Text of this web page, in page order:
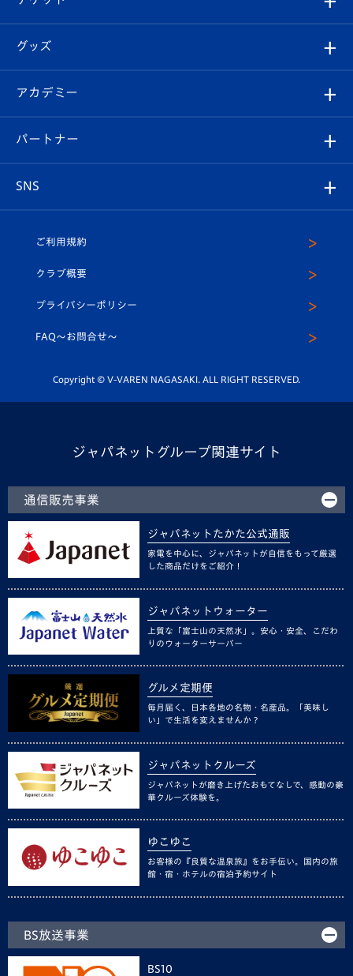
チケット
イベント
メディア
ホームタウン
エンブレム紹介
スタッフプロフィール
マスコット紹介
平和祈念活動
ホームタウン活動
はじめての観戦ガイド
Revive Team
ヴィヴィくんの長崎おもてなしガイド
フォトギャラリー
スタジアムグルメ
チケット
V-LOVERS（ファンクラブ）
プレイヤーズスイート
グッズ
オンラインショップ
店舗情報
アカデミー
育成からのお知らせ
U-18
スクール
パートナー
SNS
ヴィヴィくんインスタグラム
公式LINE＠
ご利用規約
クラブ概要
プライバシーポリシー
FAQ〜お問合せ〜
Copyright © V-VAREN NAGASAKI. ALL RIGHT RESERVED.
ジャパネットグループ関連サイト
通信販売事業
ジャパネットたかた公式通販
家電を中心に、ジャパネットが自信をもって厳選
した商品だけをご紹介！
ジャパネットウォーター
上質な「富士山の天然水」。安心・安全、こだわ
りのウォーターサーバー
グルメ定期便
毎月届く、日本各地の名物・名産品。「美味し
い」で生活を変えませんか？
ジャパネットクルーズ
ジャパネットが磨き上げたおもてなしで、感動の豪
華クルーズ体験を。
ゆこゆこ
お客様の『良質な温泉旅』をお手伝い。国内の旅
館・宿・ホテルの宿泊予約サイト
BS放送事業
BS10